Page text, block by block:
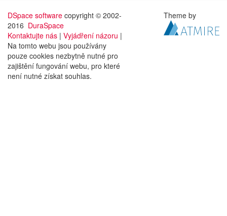
DSpace software copyright © 2002-
2016 DuraSpace
Kontaktujte nás | Vyjádření názoru |
Na tomto webu jsou používány
pouze cookies nezbytně nutné pro
zajištění fungování webu, pro které
není nutné získat souhlas.
Theme by